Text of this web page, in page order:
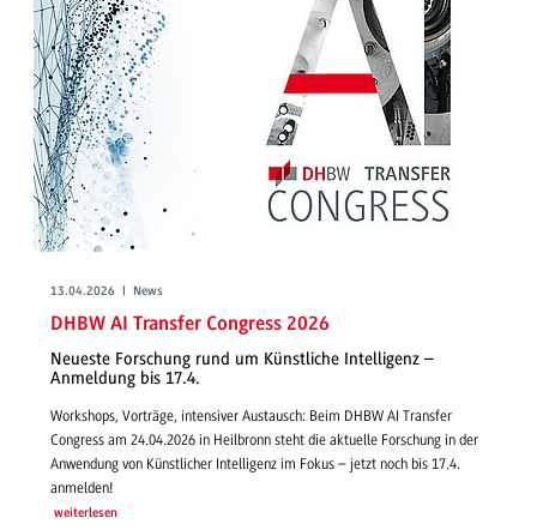
13.04.2026 | News
DHBW AI Transfer Congress 2026
Neueste Forschung rund um Künstliche Intelligenz –
Anmeldung bis 17.4.
Workshops, Vorträge, intensiver Austausch: Beim DHBW AI Transfer
Congress am 24.04.2026 in Heilbronn steht die aktuelle Forschung in der
Anwendung von Künstlicher Intelligenz im Fokus – jetzt noch bis 17.4.
anmelden!
weiterlesen